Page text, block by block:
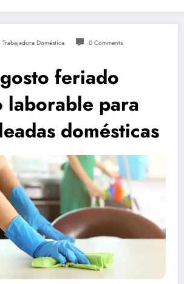
Trabajadora Doméstica 0 Comments
feriado
laborable para
domésticas